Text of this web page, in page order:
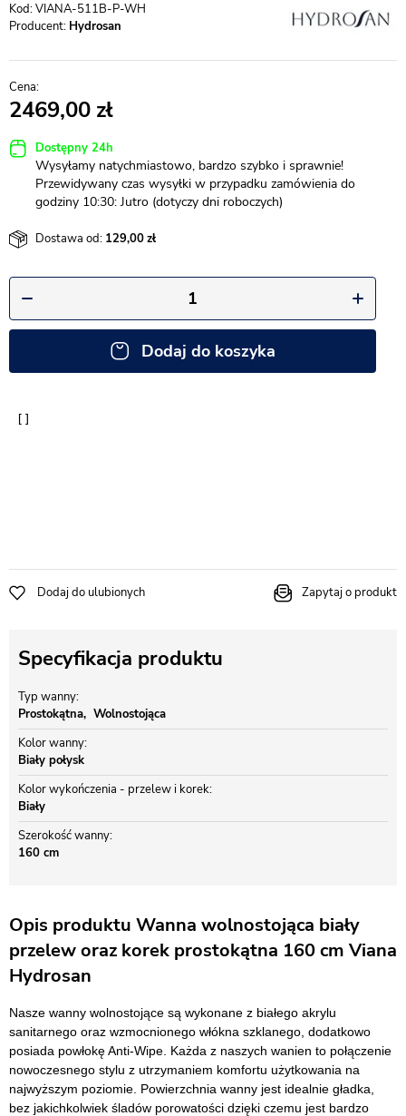
VIANA-511B-P-WH
Producent: Hydrosan
2469,00
Dostępny 24h
Wysyłamy natychmiastowo, bardzo szybko i sprawnie!
Przewidywany czas wysyłki w przypadku zamówienia do
godziny 10:30: Jutro (dotyczy dni roboczych)
Dostawa od: 129,00
Dodaj do koszyka
Dodaj do ulubionych Zapytaj o produkt
Specyfikacja produktu
Typ wanny
Prostokątna
Wolnostojąca
Kolor wanny
Biały połysk
Kolor wykończenia - przelew i korek
Biały
Szerokość wanny
160 cm
Opis produktu Wanna wolnostojąca biały
przelew oraz korek prostokątna 160 cm Viana
Hydrosan
Nasze wanny wolnostojące są wykonane z białego akrylu
sanitarnego oraz wzmocnionego włókna szklanego, dodatkowo
posiada powłokę Anti-Wipe. Każda z naszych wanien to połączenie
nowoczesnego stylu z utrzymaniem komfortu użytkowania na
najwyższym poziomie. Powierzchnia wanny jest idealnie gładka,
bez jakichkolwiek śladów porowatości dzięki czemu jest bardzo